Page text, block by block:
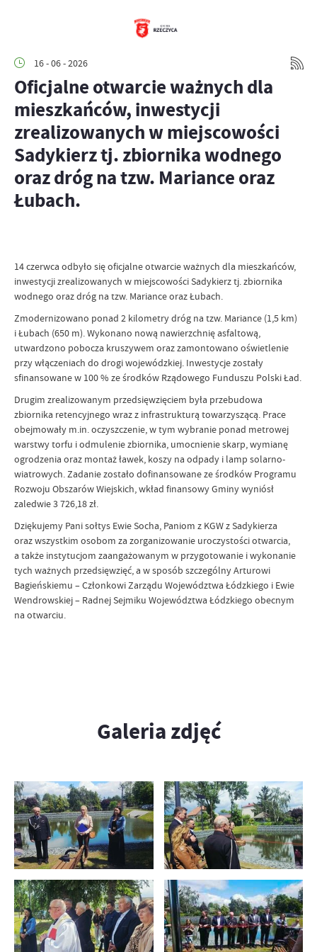
16 - 06 - 2026
Oficjalne otwarcie ważnych dla
mieszkańców, inwestycji
zrealizowanych w miejscowości
Sadykierz tj. zbiornika wodnego
oraz dróg na tzw. Mariance oraz
Łubach.
14 czerwca odbyło się oficjalne otwarcie ważnych dla mieszkańców,
inwestycji zrealizowanych w miejscowości Sadykierz tj. zbiornika
wodnego oraz dróg na tzw. Mariance oraz Łubach.
Zmodernizowano ponad 2 kilometry dróg na tzw. Mariance (1,5 km)
i Łubach (650 m). Wykonano nową nawierzchnię asfaltową,
utwardzono pobocza kruszywem oraz zamontowano oświetlenie
przy włączeniach do drogi wojewódzkiej. Inwestycje zostały
sfinansowane w 100 % ze środków Rządowego Funduszu Polski Ład.
Drugim zrealizowanym przedsięwzięciem była przebudowa
zbiornika retencyjnego wraz z infrastrukturą towarzyszącą. Prace
obejmowały m.in. oczyszczenie, w tym wybranie ponad metrowej
warstwy torfu i odmulenie zbiornika, umocnienie skarp, wymianę
ogrodzenia oraz montaż ławek, koszy na odpady i lamp solarno-
wiatrowych. Zadanie zostało dofinansowane ze środków Programu
Rozwoju Obszarów Wiejskich, wkład finansowy Gminy wyniósł
zaledwie 3 726,18 zł.
Dziękujemy Pani sołtys Ewie Socha, Paniom z KGW z Sadykierza
oraz wszystkim osobom za zorganizowanie uroczystości otwarcia,
a także instytucjom zaangażowanym w przygotowanie i wykonanie
tych ważnych przedsięwzięć, a w sposób szczególny Arturowi
Bagieńskiemu – Członkowi Zarządu Województwa Łódzkiego i Ewie
Wendrowskiej – Radnej Sejmiku Województwa Łódzkiego obecnym
na otwarciu.
Galeria zdjęć